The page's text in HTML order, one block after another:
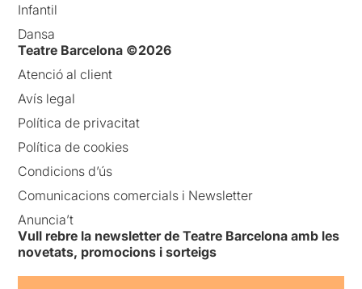
Infantil
Dansa
Teatre Barcelona ©2026
Atenció al client
Avís legal
Política de privacitat
Política de cookies
Condicions d’ús
Comunicacions comercials i Newsletter
Anuncia’t
Vull rebre la newsletter de Teatre Barcelona amb les
novetats, promocions i sorteigs